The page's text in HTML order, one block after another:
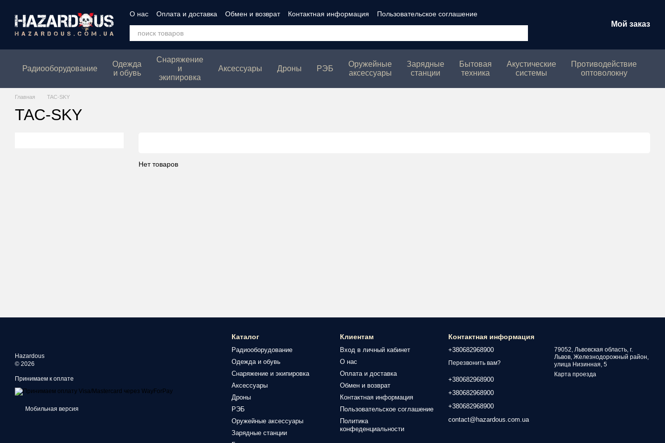
О нас Оплата и доставка Обмен и возврат Контактная информация
Пользовательское соглашение
Политика конфеденциальности
Мой заказ
Радиооборудование
Одежда
и обувь
Снаряжение
и
экипировка
Аксессуары Дроны РЭБ
Оружейные
аксессуары
Зарядные
станции
Бытовая
техника
Акустические
системы
Противодействие
оптоволокну
Главная TAC-SKY
TAC-SKY
Нет товаров
Hazardous
© 2026
Принимаем к оплате
Мобильная версия
Каталог
Радиооборудование
Одежда и обувь
Снаряжение и экипировка
Аксессуары
Дроны
РЭБ
Оружейные аксессуары
Зарядные станции
Клиентам
Вход в личный кабинет
О нас
Оплата и доставка
Обмен и возврат
Контактная информация
Пользовательское соглашение
Политика
конфеденциальности
Контактная информация
+380682968900
Перезвонить вам?
+380682968900
+380682968900
+380682968900
contact@hazardous.com.ua
79052, Львовская область, г.
Львов, Железнодорожный район,
улица Низинная, 5
Карта проезда